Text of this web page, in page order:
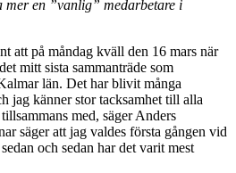
mer en ”vanlig” medarbetare i
att på måndag kväll den 16 mars när
mitt sista sammanträde som
län. Det har blivit många
jag känner stor tacksamhet till alla
med, säger Anders
säger att jag valdes första gången vid
och sedan har det varit mest